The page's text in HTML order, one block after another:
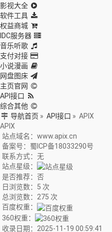
影视大全
软件工具
权益商城
IDC服务器
音乐听歌
支付对接
小说漫画
网盘图床
主页官网
API接口
综合其他
导航首页 » API接口 » APIX
APIX
站点域名：www.apix.cn
备案号：蜀ICP备18033290号
联系方式：无
站点星级：
是否推荐：否
日浏览数：5 次
总浏览数：275 次
百度权重：
360权重：
收录日期：2025-11-19 00:59:41